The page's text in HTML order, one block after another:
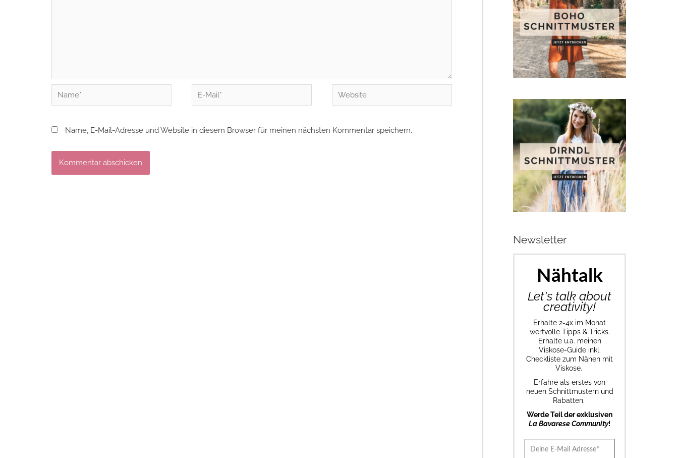
Name*
E-
Mail*
Website
Name, E-Mail-Adresse und Website in diesem Browser für meinen nächsten Kommentar speichern.
Newsletter
Nähtalk
Let's talk about
creativity!
Erhalte 2-4x im Monat
wertvolle Tipps & Tricks.
Erhalte u.a. meinen
Viskose-Guide inkl.
Checkliste zum Nähen mit
Viskose.
Erfahre als erstes von
neuen Schnittmustern und
Rabatten.
Werde Teil der exklusiven
La Bavarese Community!